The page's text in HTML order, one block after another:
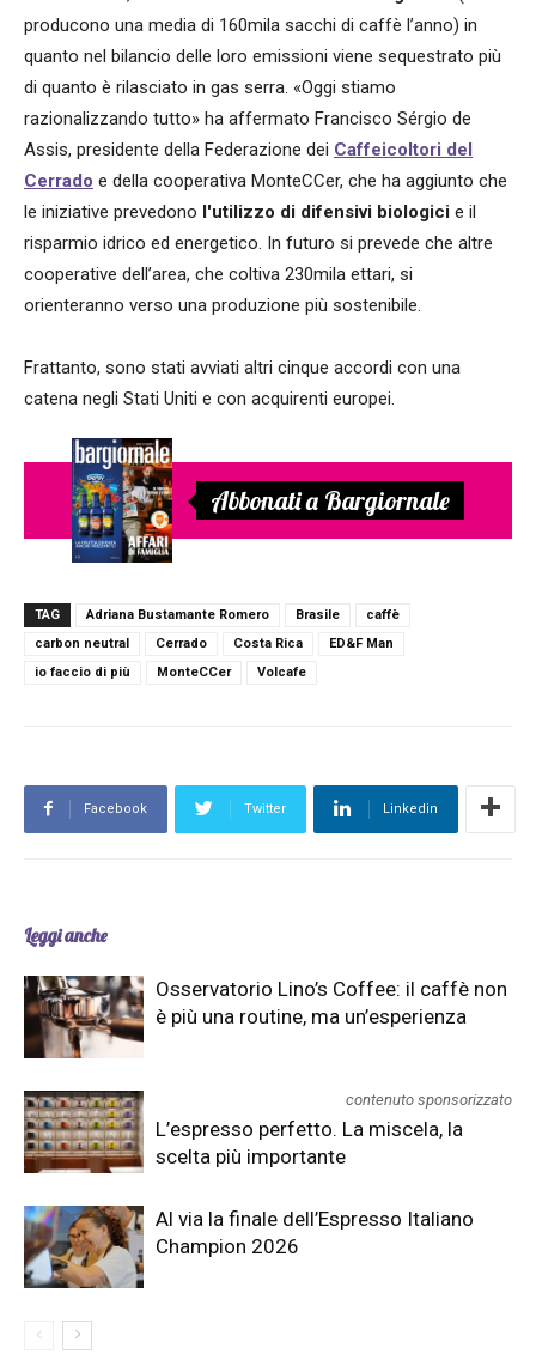
producono una media di 160mila sacchi di caffè l’anno) in
quanto nel bilancio delle loro emissioni viene sequestrato più
di quanto è rilasciato in gas serra. «Oggi stiamo
razionalizzando tutto» ha affermato Francisco Sérgio de
Assis, presidente della Federazione dei Caffeicoltori del
Cerrado e della cooperativa MonteCCer, che ha aggiunto che
le iniziative prevedono l'utilizzo di difensivi biologici e il
risparmio idrico ed energetico. In futuro si prevede che altre
cooperative dell’area, che coltiva 230mila ettari, si
orienteranno verso una produzione più sostenibile.
Frattanto, sono stati avviati altri cinque accordi con una
catena negli Stati Uniti e con acquirenti europei.
Abbonati a Bargiornale
TAG Adriana Bustamante Romero Brasile
caffè
carbon neutral
Cerrado Costa Rica
ED&F Man
io faccio di più
MonteCCer Volcafe
Facebook Twitter Linkedin
Leggi anche
Osservatorio Lino’s Coffee: il caffè non
è più una routine, ma un’esperienza
contenuto sponsorizzato
L’espresso perfetto. La miscela, la
scelta più importante
Al via la finale dell’Espresso Italiano
Champion 2026